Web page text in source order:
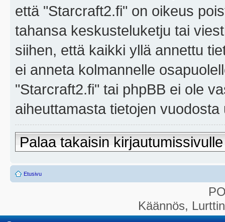
että "Starcraft2.fi" on oikeus
tahansa keskusteluketju tai
siihen, että kaikki yllä annettu
ei anneta kolmannelle
"Starcraft2.fi" tai phpBB ei ole
aiheuttamasta tietojen
Palaa takaisin kirjautumissivulle
Etusivu
Käännös,